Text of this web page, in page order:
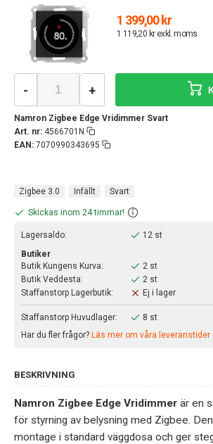
1 399,00 kr
1 119,20 kr exkl. moms
Namron Zigbee Edge Vridimmer Svart
Art. nr: 4566701N
EAN: 7070990343695
- +
Zigbee 3.0 Infällt Svart
Skickas inom 24 timmar!
Lagersaldo:
12 st
Butiker
Butik Kungens Kurva:
2 st
Butik Veddesta:
2 st
Staffanstorp Lagerbutik:
Ej i lager
Staffanstorp Huvudlager:
8 st
Har du fler frågor? Läs mer om våra leveranstider
BESKRIVNING
Namron Zigbee Edge Vridimmer är en
för styrning av belysning med Zigbee.
montage i standard väggdosa och ger